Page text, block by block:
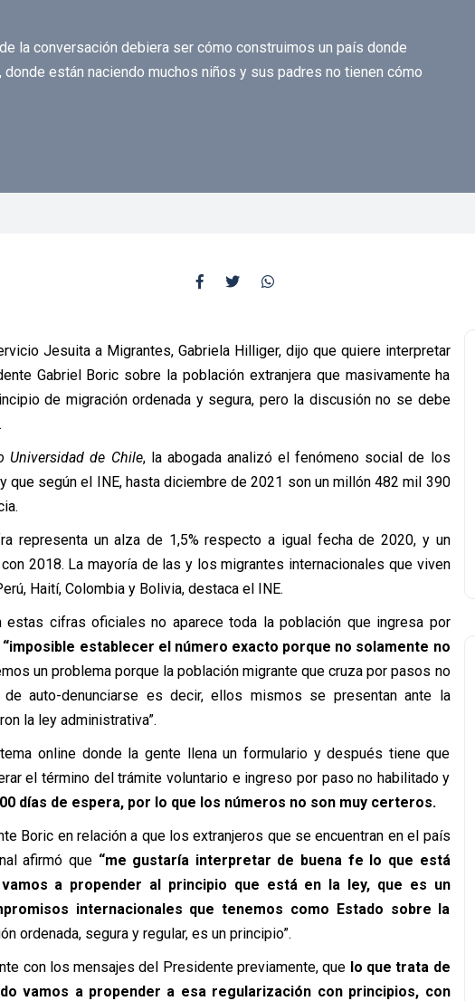
la conversación debiera ser cómo construimos un país donde
están naciendo muchos niños y sus padres no tienen cómo
Jesuita a Migrantes, Gabriela Hilliger, dijo que quiere interpretar
Gabriel Boric sobre la población extranjera que masivamente ha
de migración ordenada y segura, pero la discusión no se debe
Universidad de Chile, la abogada analizó el fenómeno social de los
que según el INE, hasta diciembre de 2021 son un millón 482 mil 390
representa un alza de 1,5% respecto a igual fecha de 2020, y un
2018. La mayoría de las y los migrantes internacionales que viven
Haití, Colombia y Bolivia, destaca el INE.
cifras oficiales no aparece toda la población que ingresa por
“imposible establecer el número exacto porque no solamente no
un problema porque la población migrante que cruza por pasos no
auto-denunciarse es decir, ellos mismos se presentan ante la
la ley administrativa”.
online donde la gente llena un formulario y después tiene que
el término del trámite voluntario e ingreso por paso no habilitado y
días de espera, por lo que los números no son muy certeros.
Boric en relación a que los extranjeros que se encuentran en el país
afirmó que “me gustaría interpretar de buena fe lo que está
a propender al principio que está en la ley, que es un
internacionales que tenemos como Estado sobre la
ordenada, segura y regular, es un principio”.
con los mensajes del Presidente previamente, que lo que trata de
vamos a propender a esa regularización con principios, con